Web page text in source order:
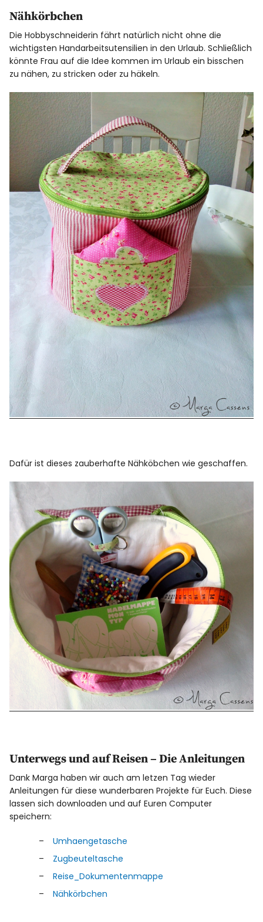
Nähkörbchen
Die Hobbyschneiderin fährt natürlich nicht ohne die
wichtigsten Handarbeitsutensilien in den Urlaub. Schließlich
könnte Frau auf die Idee kommen im Urlaub ein bisschen
zu nähen, zu stricken oder zu häkeln.
Dafür ist dieses zauberhafte Nähköbchen wie geschaffen.
Unterwegs und auf Reisen – Die Anleitungen
Dank Marga haben wir auch am letzen Tag wieder
Anleitungen für diese wunderbaren Projekte für Euch. Diese
lassen sich downloaden und auf Euren Computer
speichern:
Umhaengetasche
Zugbeuteltasche
Reise_Dokumentenmappe
Nähkörbchen